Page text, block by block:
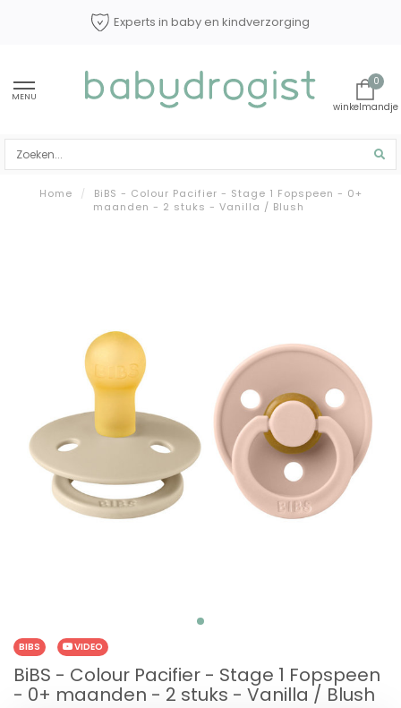
Experts in baby en kindverzorging
MENU
0
Home /
BiBS - Colour Pacifier - Stage 1 Fopspeen - 0+
maanden - 2 stuks - Vanilla / Blush
BIBS VIDEO
BiBS - Colour Pacifier - Stage 1 Fopspeen
- 0+ maanden - 2 stuks - Vanilla / Blush